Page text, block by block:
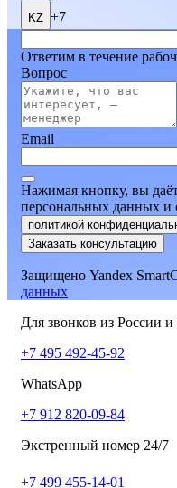
KZ +7
Ответим в течение
Вопрос
Email
Нажимая кнопку, вы
персональных данных и
политикой
Заказать консультацию
Защищено Yandex
данных
Для звонков из России
+7 495 492-45-92
WhatsApp
+7 912 820-09-84
Экстренный номер 24/7
+7 499 455-14-01